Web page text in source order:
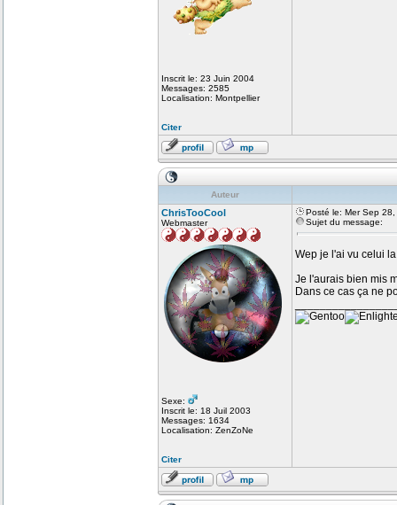
Inscrit le: 23 Juin 2004
Messages: 2585
Localisation: Montpellier
Citer
Auteur
ChrisTooCool
Webmaster
Sexe:
Inscrit le: 18 Juil 2003
Messages: 1634
Localisation: ZenZoNe
Citer
Posté le: Mer Sep
Sujet du message:
Wep je l'ai vu celui
Je l'aurais bien mis
Dans ce cas ça ne